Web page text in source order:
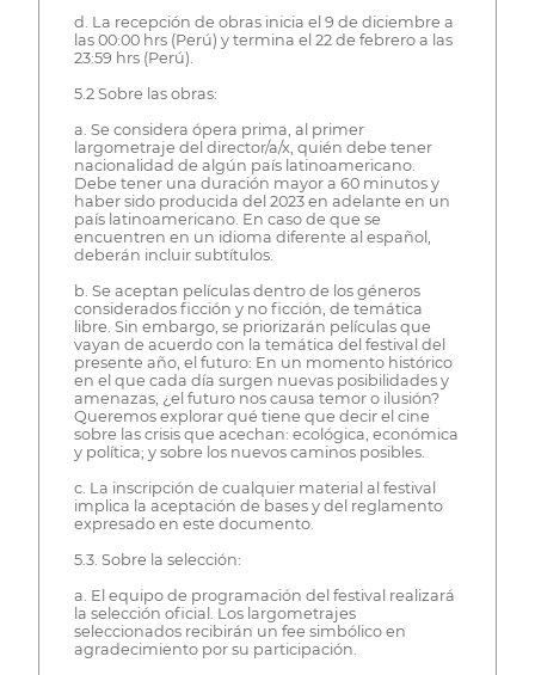
d. La recepción de obras inicia el 9 de diciembre a
las 00:00 hrs (Perú) y termina el 22 de febrero a las
23:59 hrs (Perú).
5.2 Sobre las obras:
a. Se considera ópera prima, al primer
largometraje del director/a/x, quién debe tener
nacionalidad de algún país latinoamericano.
Debe tener una duración mayor a 60 minutos y
haber sido producida del 2023 en adelante en un
país latinoamericano. En caso de que se
encuentren en un idioma diferente al español,
deberán incluir subtítulos.
b. Se aceptan películas dentro de los géneros
considerados ficción y no ficción, de temática
libre. Sin embargo, se priorizarán películas que
vayan de acuerdo con la temática del festival del
presente año, el futuro: En un momento histórico
en el que cada día surgen nuevas posibilidades y
amenazas, ¿el futuro nos causa temor o ilusión?
Queremos explorar qué tiene que decir el cine
sobre las crisis que acechan: ecológica, económica
y política; y sobre los nuevos caminos posibles.
c. La inscripción de cualquier material al festival
implica la aceptación de bases y del reglamento
expresado en este documento.
5.3. Sobre la selección:
a. El equipo de programación del festival realizará
la selección oficial. Los largometrajes
seleccionados recibirán un fee simbólico en
agradecimiento por su participación.